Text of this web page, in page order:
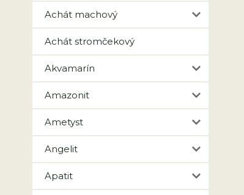
Achát machový
Achát stromčekový
Akvamarín
Amazonit
Ametyst
Angelit
Apatit